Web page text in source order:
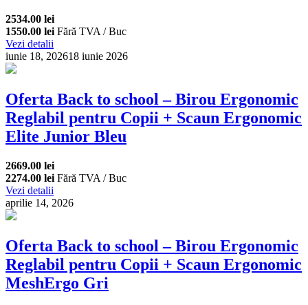
2534.00 lei
1550.00 lei Fără TVA / Buc
Vezi detalii
iunie 18, 202618 iunie 2026
Oferta Back to school – Birou Ergonomic
Reglabil pentru Copii + Scaun Ergonomic
Elite Junior Bleu
2669.00 lei
2274.00 lei Fără TVA / Buc
Vezi detalii
aprilie 14, 2026
Oferta Back to school – Birou Ergonomic
Reglabil pentru Copii + Scaun Ergonomic
MeshErgo Gri